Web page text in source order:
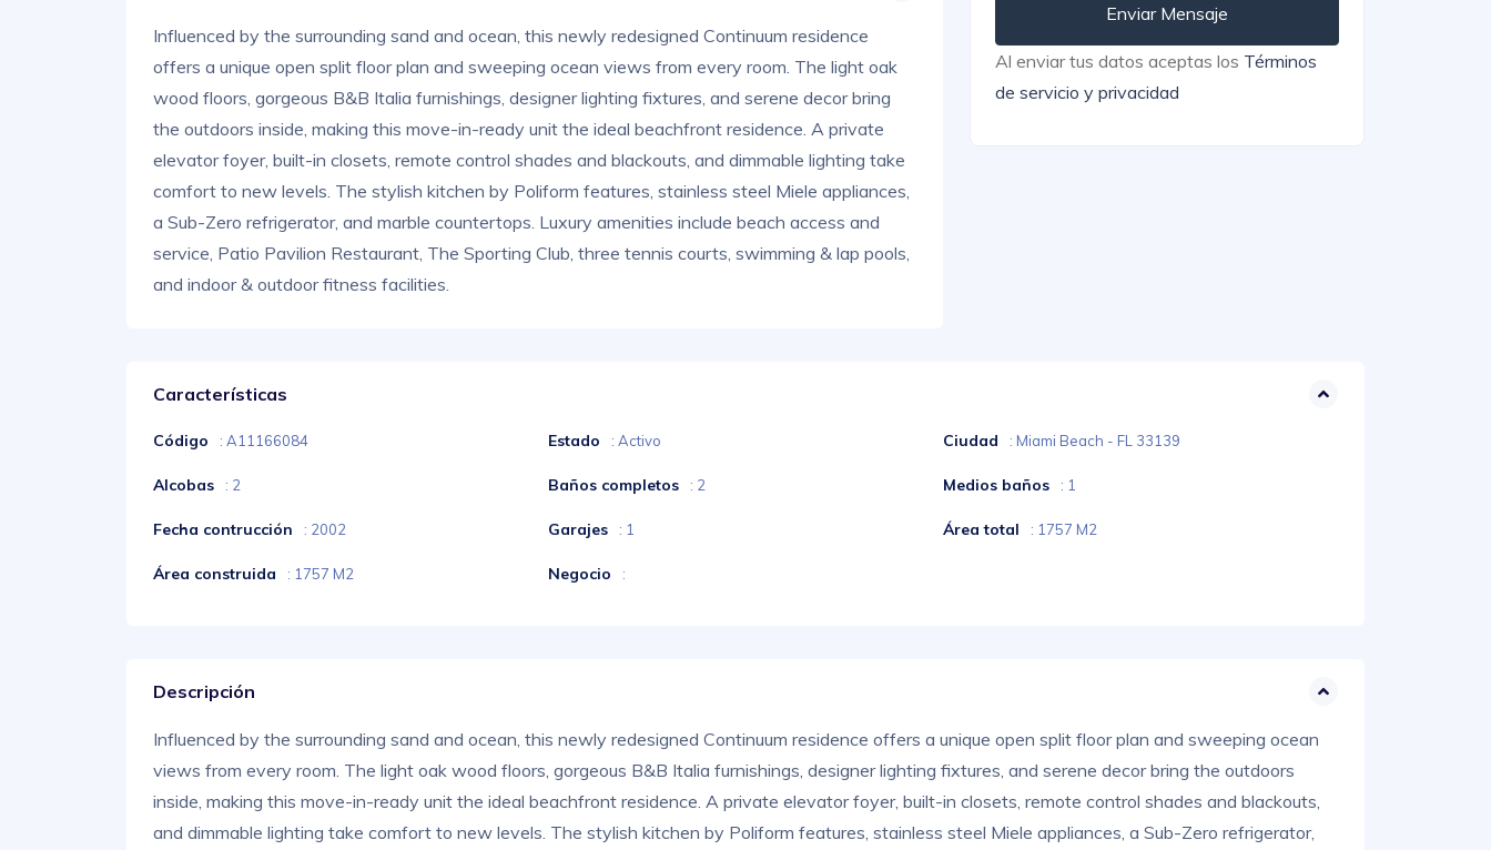
Influenced by the surrounding sand and ocean, this newly redesigned Continuum residence
offers a unique open split floor plan and sweeping ocean views from every room. The light oak
wood floors, gorgeous B&B Italia furnishings, designer lighting fixtures, and serene decor bring
the outdoors inside, making this move-in-ready unit the ideal beachfront residence. A private
elevator foyer, built-in closets, remote control shades and blackouts, and dimmable lighting take
comfort to new levels. The stylish kitchen by Poliform features, stainless steel Miele appliances,
a Sub-Zero refrigerator, and marble countertops. Luxury amenities include beach access and
service, Patio Pavilion Restaurant, The Sporting Club, three tennis courts, swimming & lap pools,
and indoor & outdoor fitness facilities.
Enviar Mensaje
Al enviar tus datos aceptas los Términos
de servicio y privacidad
Características
Código : A11166084 Estado : Activo Ciudad : Miami Beach - FL 33139
Alcobas : 2 Baños completos : 2 Medios baños : 1
Fecha contrucción : 2002 Garajes : 1 Área total : 1757 M2
Área construida : 1757 M2 Negocio :
Descripción
Influenced by the surrounding sand and ocean, this newly redesigned Continuum residence offers a unique open split floor plan and sweeping ocean
views from every room. The light oak wood floors, gorgeous B&B Italia furnishings, designer lighting fixtures, and serene decor bring the outdoors
inside, making this move-in-ready unit the ideal beachfront residence. A private elevator foyer, built-in closets, remote control shades and blackouts,
and dimmable lighting take comfort to new levels. The stylish kitchen by Poliform features, stainless steel Miele appliances, a Sub-Zero refrigerator,